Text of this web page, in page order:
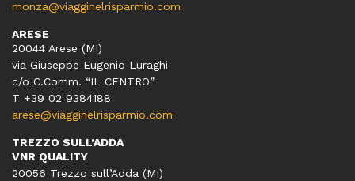
monza@viagginelrisparmio.com
ARESE
20044 Arese (MI)
via Giuseppe Eugenio Luraghi
c/o C.Comm. “IL CENTRO”
T +39 02 9384188
arese@viagginelrisparmio.com
TREZZO SULL’ADDA
VNR QUALITY
20056 Trezzo sull’Adda (MI)